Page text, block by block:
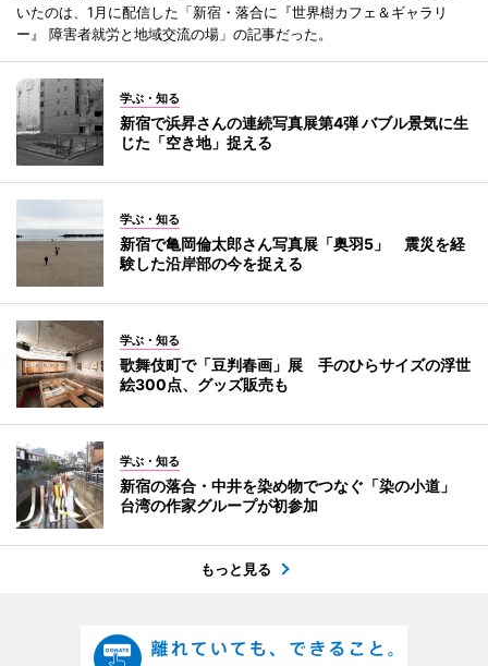
いたのは、1月に配信した「新宿・落合に『世界樹カフェ＆ギャラリ
ー』 障害者就労と地域交流の場」の記事だった。
学ぶ・知る
新宿で浜昇さんの連続写真展第4弾 バブル景気に生
じた「空き地」捉える
学ぶ・知る
新宿で亀岡倫太郎さん写真展「奥羽5」 震災を経
験した沿岸部の今を捉える
学ぶ・知る
歌舞伎町で「豆判春画」展 手のひらサイズの浮世
絵300点、グッズ販売も
学ぶ・知る
新宿の落合・中井を染め物でつなぐ「染の小道」
台湾の作家グループが初参加
もっと見る